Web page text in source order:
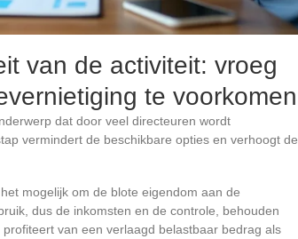
van de activiteit: vroeg
te voorkomen
dat door veel directeuren wordt
vermindert de beschikbare opties en verhoogt de
mogelijk om de blote eigendom aan de
dus de inkomsten en de controle, behouden
van een verlaagd belastbaar bedrag als